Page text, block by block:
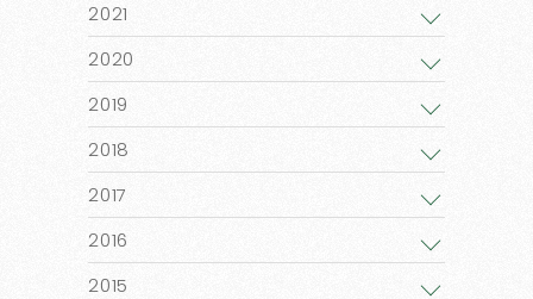
2021
2020
2019
2018
2017
2016
2015